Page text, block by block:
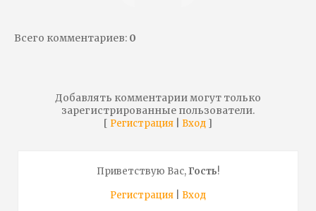
Всего комментариев: 0
Добавлять комментарии могут только
зарегистрированные пользователи.
[ Регистрация Вход ]
Приветствую Вас,Гость!
Регистрация
Вход